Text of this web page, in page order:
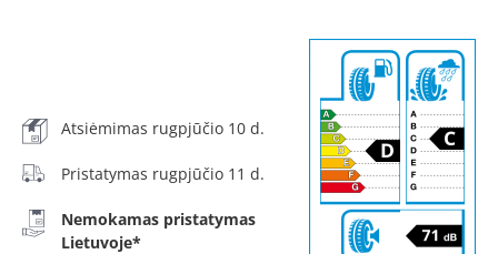
Atsiėmimas rugpjūčio 10 d.
Pristatymas rugpjūčio 11 d.
Nemokamas pristatymas
Lietuvoje*